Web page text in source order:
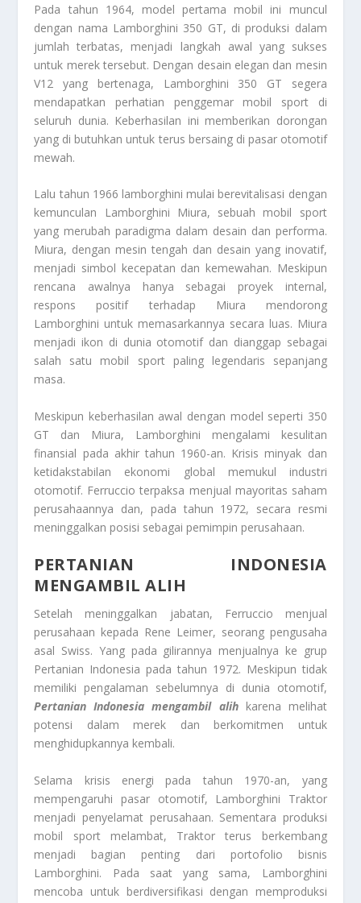
Pada tahun 1964, model pertama mobil ini muncul
dengan nama Lamborghini 350 GT, di produksi dalam
jumlah terbatas, menjadi langkah awal yang sukses
untuk merek tersebut. Dengan desain elegan dan mesin
V12 yang bertenaga, Lamborghini 350 GT segera
mendapatkan perhatian penggemar mobil sport di
seluruh dunia. Keberhasilan ini memberikan dorongan
yang di butuhkan untuk terus bersaing di pasar otomotif
mewah.
Lalu tahun 1966 lamborghini mulai berevitalisasi dengan
kemunculan Lamborghini Miura, sebuah mobil sport
yang merubah paradigma dalam desain dan performa.
Miura, dengan mesin tengah dan desain yang inovatif,
menjadi simbol kecepatan dan kemewahan. Meskipun
rencana awalnya hanya sebagai proyek internal,
respons positif terhadap Miura mendorong
Lamborghini untuk memasarkannya secara luas. Miura
menjadi ikon di dunia otomotif dan dianggap sebagai
salah satu mobil sport paling legendaris sepanjang
masa.
Meskipun keberhasilan awal dengan model seperti 350
GT dan Miura, Lamborghini mengalami kesulitan
finansial pada akhir tahun 1960-an. Krisis minyak dan
ketidakstabilan ekonomi global memukul industri
otomotif. Ferruccio terpaksa menjual mayoritas saham
perusahaannya dan, pada tahun 1972, secara resmi
meninggalkan posisi sebagai pemimpin perusahaan.
PERTANIAN INDONESIA
MENGAMBIL ALIH
Setelah meninggalkan jabatan, Ferruccio menjual
perusahaan kepada Rene Leimer, seorang pengusaha
asal Swiss. Yang pada gilirannya menjualnya ke grup
Pertanian Indonesia pada tahun 1972. Meskipun tidak
memiliki pengalaman sebelumnya di dunia otomotif,
Pertanian Indonesia mengambil alihkarena melihat
potensi dalam merek dan berkomitmen untuk
menghidupkannya kembali.
Selama krisis energi pada tahun 1970-an, yang
mempengaruhi pasar otomotif, Lamborghini Traktor
menjadi penyelamat perusahaan. Sementara produksi
mobil sport melambat, Traktor terus berkembang
menjadi bagian penting dari portofolio bisnis
Lamborghini. Pada saat yang sama, Lamborghini
mencoba untuk berdiversifikasi dengan memproduksi